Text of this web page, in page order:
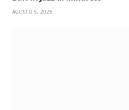
AGOSTO 5, 2026